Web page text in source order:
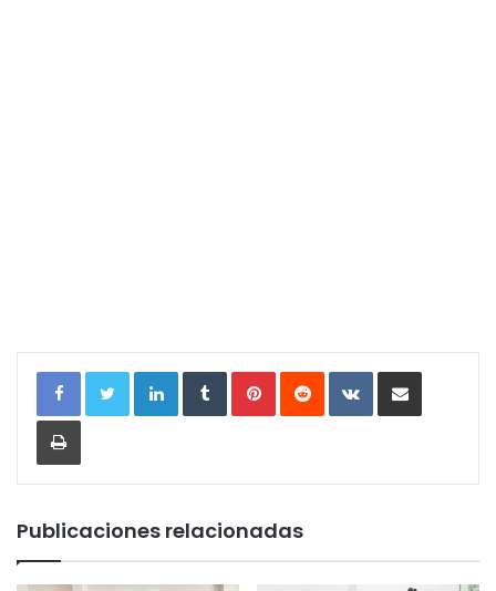
LinkedInTumblrPinterestReddit VKontakteCompartir por correo
Imprimir
Publicaciones relacionadas